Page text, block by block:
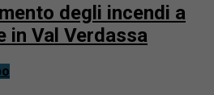
degli incendi a
in Val Verdassa